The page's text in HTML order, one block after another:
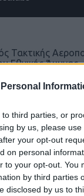
third parties, or
by us, please
your opt-out
on personal
to your opt-out. You
by third parties
disclosed by us to
Τακτικής
Εθνικής